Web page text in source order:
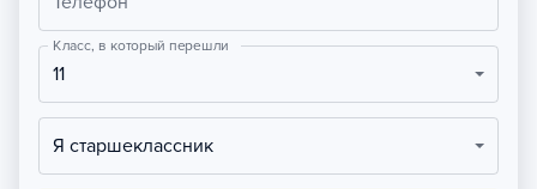
Класс, в который перешли
11
Я старшеклассник